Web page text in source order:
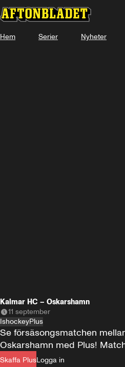
Se snart på Plus Video
Hem Serier Nyheter
Kalmar HC – Oskarshamn
11 september
IshockeyPlus
Skaffa PlusLogga in
Se försäsongsmatchen
Oskarshamn med Plus!